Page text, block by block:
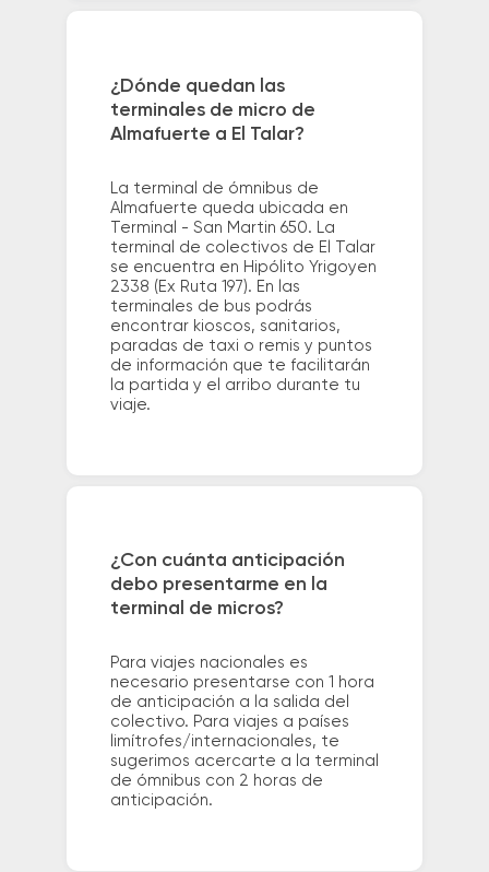
¿Dónde quedan las
terminales de micro de
Almafuerte a El Talar?
La terminal de ómnibus de
Almafuerte queda ubicada en
Terminal - San Martin 650. La
terminal de colectivos de El Talar
se encuentra en Hipólito Yrigoyen
2338 (Ex Ruta 197). En las
terminales de bus podrás
encontrar kioscos, sanitarios,
paradas de taxi o remis y puntos
de información que te facilitarán
la partida y el arribo durante tu
viaje.
¿Con cuánta anticipación
debo presentarme en la
terminal de micros?
Para viajes nacionales es
necesario presentarse con 1 hora
de anticipación a la salida del
colectivo. Para viajes a países
limítrofes/internacionales, te
sugerimos acercarte a la terminal
de ómnibus con 2 horas de
anticipación.